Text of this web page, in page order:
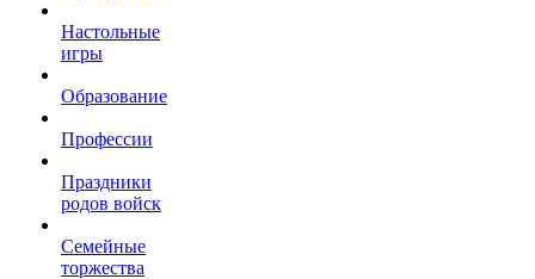
Настольные
игры
Образование
Профессии
Праздники
родов войск
Семейные
торжества